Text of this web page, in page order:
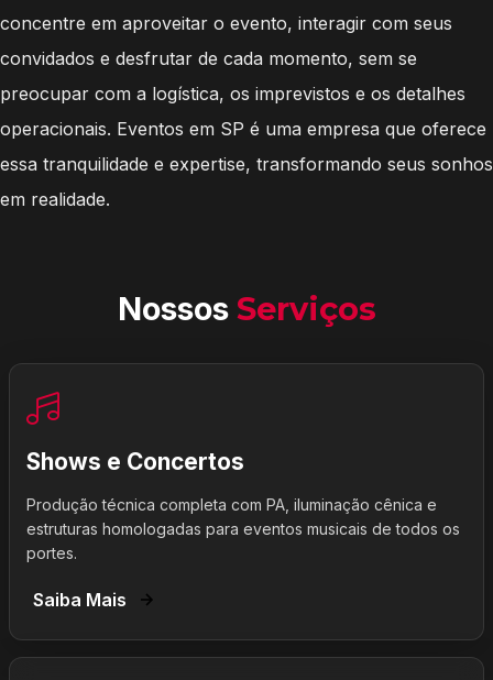
concentre em aproveitar o evento, interagir com seus
convidados e desfrutar de cada momento, sem se
preocupar com a logística, os imprevistos e os detalhes
operacionais. Eventos em SP é uma empresa que oferece
essa tranquilidade e expertise, transformando seus sonhos
em realidade.
Nossos Serviços
Shows e Concertos
Produção técnica completa com PA, iluminação cênica e
estruturas homologadas para eventos musicais de todos os
portes.
Saiba Mais